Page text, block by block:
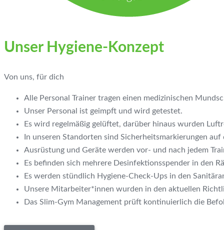
Unser Hygiene-Konzept
Von uns, für dich
Alle Personal Trainer tragen einen medizinischen
Unser Personal ist geimpft und wird getestet.
Es wird regelmäßig gelüftet, darüber hinaus wurden
In unseren Standorten sind Sicherheitsmarkierungen
Ausrüstung und Geräte werden vor- und nach jedem
Es befinden sich mehrere Desinfektionsspender in den
Es werden stündlich Hygiene-Check-Ups in den
Unsere Mitarbeiter*innen wurden in den aktuellen
Das Slim-Gym Management prüft kontinuierlich die